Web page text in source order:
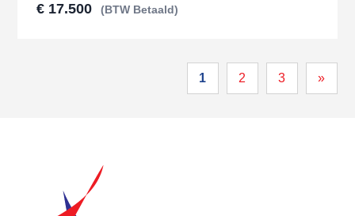
€ 17.500 (BTW Betaald)
1 2 3 »